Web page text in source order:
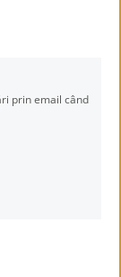
prin email când